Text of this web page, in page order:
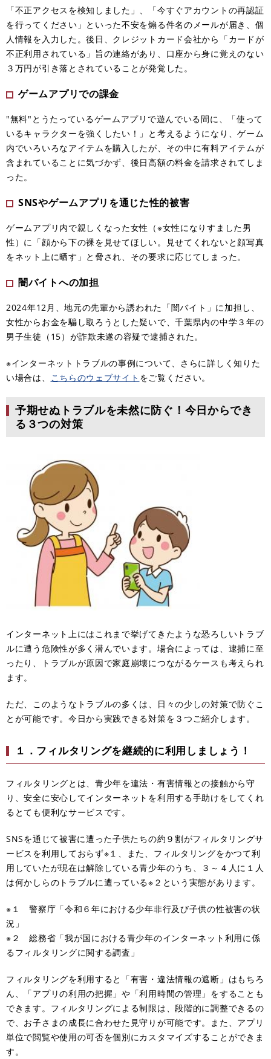
​「不正アクセスを検知しました」、「今すぐアカウントの再認証
を行ってください」といった不安を煽る件名のメールが届き、個
人情報を入力した。後日、クレジットカード会社から「カードが
不正利用されている」旨の連絡があり、口座から身に覚えのない
３万円が引き落とされていることが発覚した。
ゲームアプリでの課金
"無料"とうたっているゲームアプリで遊んでいる間に、「使って
いるキャラクターを強くしたい！」と考えるようになり、ゲーム
内でいろいろなアイテムを購入したが、その中に有料アイテムが
含まれていることに気づかず、後日高額の料金を請求されてしま
った。
SNSやゲームアプリを通じた性的被害
ゲームアプリ内で親しくなった女性（※女性になりすました男
性）に「顔から下の裸を見せてほしい。見せてくれないと顔写真
をネット上に晒す」と脅され、その要求に応じてしまった。
闇バイトへの加担
2024年12月、地元の先輩から誘われた「闇バイト」に加担し、
女性からお金を騙し取ろうとした疑いで、千葉県内の中学３年の
男子生徒（15）が詐欺未遂の容疑で逮捕された。​
※インターネットトラブルの事例について、さらに詳しく知りた
い場合は、 こちらのウェブサイト をご覧ください。
予期せぬトラブルを未然に防ぐ！今日からでき
る３つの対策
インターネット上にはこれまで挙げてきたような恐ろしいトラブ
ルに遭う危険性が多く潜んでいます。場合によっては、逮捕に至
ったり、トラブルが原因で家庭崩壊につながるケースも考えられ
ます。
ただ、このようなトラブルの多くは、日々の少しの対策で防ぐこ
とが可能です。今日から実践できる対策を３つご紹介します。
１．フィルタリングを継続的に利用しましょう！
フィルタリングとは、青少年を違法・有害情報との接触から守
り、安全に安心してインターネットを利用する手助けをしてくれ
るとても便利なサービスです。
SNSを通じて被害に遭った子供たちの約９割がフィルタリングサ
ービスを利用しておらず※１、また、フィルタリングをかつて利
用していたが現在は解除している青少年のうち、３～４人に１人
は何かしらのトラブルに遭っている※２という実態があります。
※１ 警察庁「令和６年における少年非行及び子供の性被害の状
況」
※２ 総務省「我が国における青少年のインターネット利用に係
るフィルタリングに関する調査」
フィルタリングを利用すると「有害・違法情報の遮断」はもちろ
ん、「アプリの利用の把握」や「利用時間の管理」をすることも
できます。フィルタリングによる制限は、段階的に調整できるの
で、お子さまの成長に合わせた見守りが可能です。また、アプリ
単位で閲覧や使用の可否を個別にカスタマイズすることができま
す。